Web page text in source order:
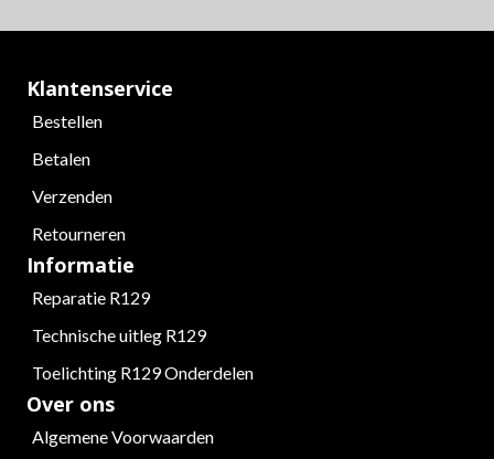
Klantenservice
Bestellen
Betalen
Verzenden
Retourneren
Informatie
Reparatie R129
Technische uitleg R129
Toelichting R129 Onderdelen
Over ons
Algemene Voorwaarden